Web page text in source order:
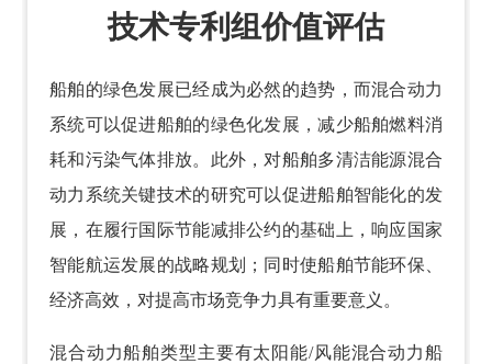
技术专利组价值评估
船舶的绿色发展已经成为必然的趋势，而混合动力
系统可以促进船舶的绿色化发展，减少船舶燃料消
耗和污染气体排放。此外，对船舶多清洁能源混合
动力系统关键技术的研究可以促进船舶智能化的发
展，在履行国际节能减排公约的基础上，响应国家
智能航运发展的战略规划；同时使船舶节能环保、
经济高效，对提高市场竞争力具有重要意义。
混合动力船舶类型主要有太阳能/风能混合动力船